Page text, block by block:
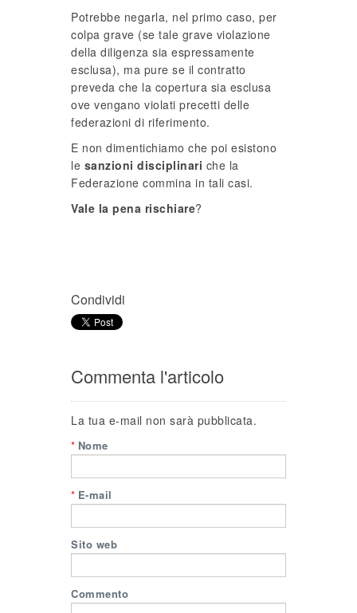
Potrebbe negarla, nel primo caso, per
colpa grave (se tale grave violazione
della diligenza sia espressamente
esclusa), ma pure se il contratto
preveda che la copertura sia esclusa
ove vengano violati precetti delle
federazioni di riferimento.
E non dimentichiamo che poi esistono
le sanzioni disciplinari che la
Federazione commina in tali casi.
Vale la pena rischiare?
Condividi
Commenta l'articolo
La tua e-mail non sarà pubblicata.
* Nome
* E-mail
Sito web
Commento